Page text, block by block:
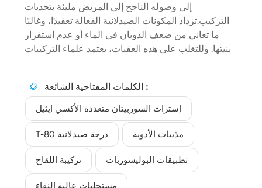
إلى وصوله الناجح إلى المريض مليئة بتحديات
التركيب.تزداد المكونات الصيدلانية الفعالة تعقيدًا، وغالبًا
ما تعاني من ضعف الذوبان في الماء أو عدم استقرار
بنيتها. وللتغلب على هذه العقبات، يعتمد علماء التركيبات
متعددة الأكسي إيثيل، والمعروفة في الصناعة باسم
بوليسوربات. في بيولكيمنحن متخصصون في توريد
مواد كيميائية خام عالية الجودة تلبي المتطلبات الصارمة
للصناعات العالمية. في هذه المقالة، نستكشف لماذا
أصبحت هذه المواد الفعالة بالسطح تحديدًا - وخاصة T-20
الجزيئات الأمفيبية عالية النقاء إسترات السوربيتان
الكلمات المفتاحية الشائعة :
إسترات السوربيتان متعددة الأكسي إيثيل
T-80 درجة صيدلانية مذيبات الأدوية
تركيبة اللقاح تطبيقات البوليسوربات
مستحلبات عالية النقاء